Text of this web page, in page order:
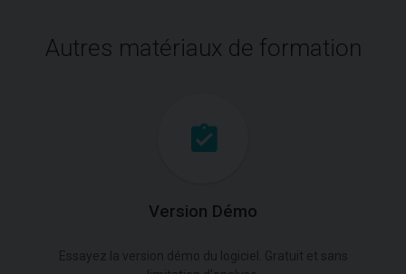
Autres matériaux de formation
Version Démo